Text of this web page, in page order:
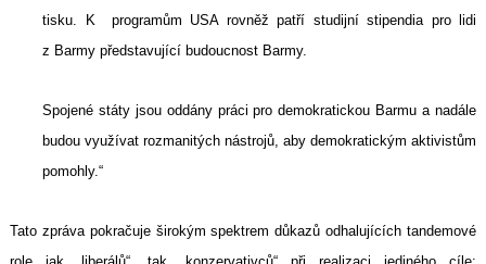
tisku. K programům USA rovněž patří studijní stipendia pro lidi
z Barmy představující budoucnost Barmy.
Spojené státy jsou oddány práci pro demokratickou Barmu a nadále
budou využívat rozmanitých nástrojů, aby demokratickým aktivistům
pomohly.“
Tato zpráva pokračuje širokým spektrem důkazů odhalujících tandemové